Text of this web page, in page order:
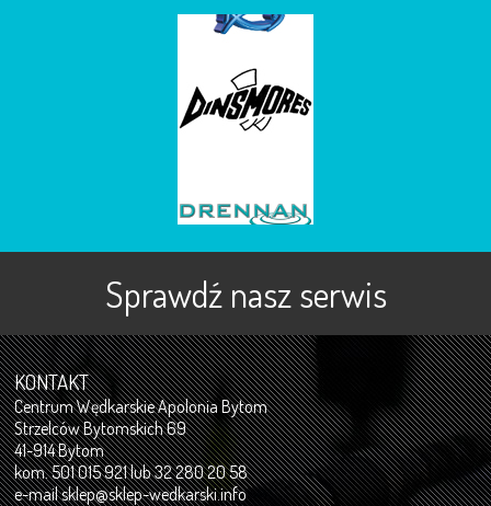
Sprawdź nasz serwis
KONTAKT
Centrum Wędkarskie Apolonia Bytom
Strzelców Bytomskich 69
41-914 Bytom
kom. 501 015 921 lub 32 280 20 58
e-mailsklep@sklep-wedkarski.info